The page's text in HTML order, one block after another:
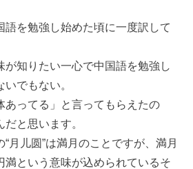
語を勉強し始めた頃に一度訳して
知りたい一心で中国語を勉強し
でもない。
あってる」と言ってもらえたの
と思います。
“月儿圆”は満月のことですが、満月
満という意味が込められているそ